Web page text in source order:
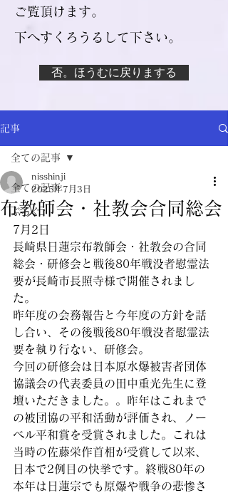
ご覧頂けます。
​下へすくろうるして下さい。
否。ほうむに戻りまする
記事
全ての記事
ぶろぐ
全ての記事
布教師会・社教会合同総会
nisshinji
2025年7月3日
7月2日
長崎県日蓮宗布教師会・社教会の合同
総会・研修会と戦後80年戦没者慰霊法
要が長崎市長照寺様で開催されまし
た。
昨年度の会務報告と今年度の方針を話
し合い、その後戦後80年戦没者慰霊法
要を執り行ない、研修会。
今回の研修会は日本原水爆被害者団体
協議会の代表委員の田中重光先生に登
壇いただきました。。昨年はこれまで
の被団協の平和活動が評価され、ノー
ベル平和賞を受賞されました。これは
当時の佐藤栄作首相が受賞して以来、
日本で2例目の快挙です。終戦80年の
本年は日蓮宗でも原爆や戦争の悲惨さ